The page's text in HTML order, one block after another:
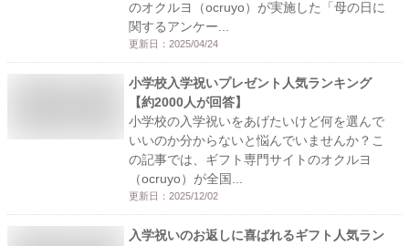
のオクルヨ（ocruyo）が実施した「母の日に
関するアンケー...
更新日： 2025/04/24
小学校入学祝いプレゼント人気ランキング
【約2000人が回答】
小学校の入学祝いをあげたいけど何を選んで
いいのか分からないと悩んでいませんか？こ
の記事では、ギフト専門サイトのオクルヨ
（ocruyo）が全国...
更新日： 2025/12/02
入学祝いのお返しに喜ばれるギフト人気ラン